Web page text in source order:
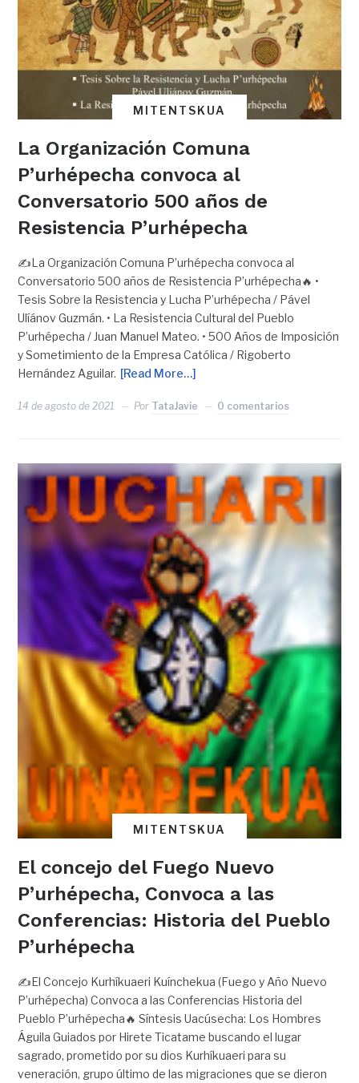
MITENTSKUA
La Organización Comuna
P’urhépecha convoca al
Conversatorio 500 años de
Resistencia P’urhépecha
✍️La Organización Comuna P’urhépecha convoca al
Conversatorio 500 años de Resistencia P’urhépecha🔥 •
Tesis Sobre la Resistencia y Lucha P’urhépecha / Pável
Ulíánov Guzmán. • La Resistencia Cultural del Pueblo
P’urhépecha / Juan Manuel Mateo. • 500 Años de Imposición
y Sometimiento de la Empresa Católica / Rigoberto
Hernández Aguilar. [Read More…]
14 de agosto de 2021 Por TataJavie 0 comentarios
MITENTSKUA
El concejo del Fuego Nuevo
P’urhépecha, Convoca a las
Conferencias: Historia del Pueblo
P’urhépecha
✍️El Concejo Kurhíkuaeri Kuínchekua (Fuego y Año Nuevo
P’urhépecha) Convoca a las Conferencias Historia del
Pueblo P’urhépecha🔥 Síntesis Uacúsecha: Los Hombres
Águila Guiados por Hirete Ticatame buscando el lugar
sagrado, prometido por su dios Kurhíkuaeri para su
veneración, grupo último de las migraciones que se dieron